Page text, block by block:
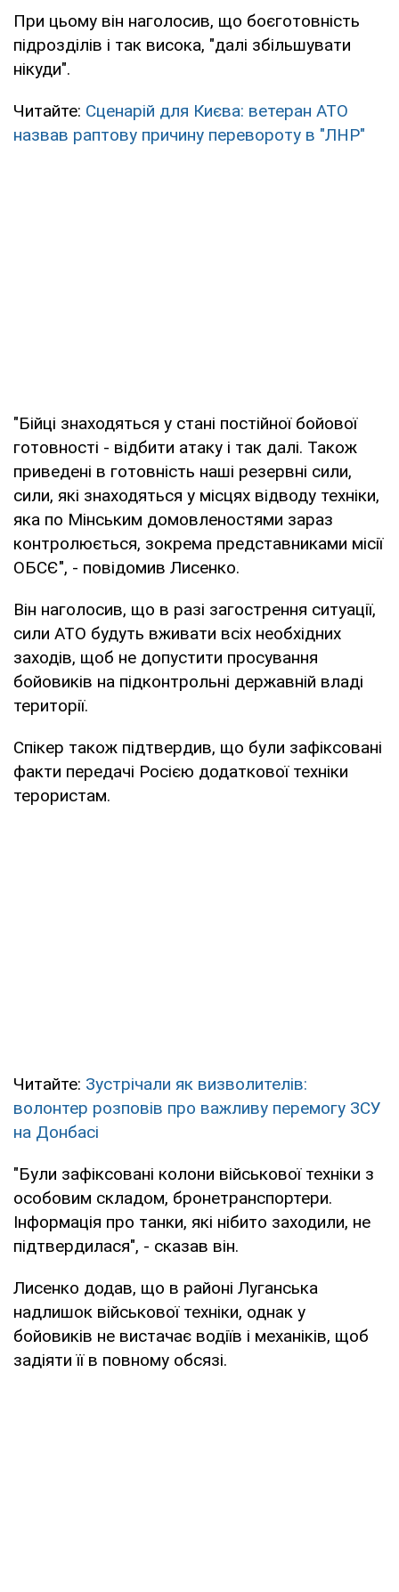
При цьому він наголосив, що боєготовність
підрозділів і так висока, "далі збільшувати
нікуди".
Читайте: Сценарій для Києва: ветеран АТО
назвав раптову причину перевороту в "ЛНР"
"Бійці знаходяться у стані постійної бойової
готовності - відбити атаку і так далі. Також
приведені в готовність наші резервні сили,
сили, які знаходяться у місцях відводу техніки,
яка по Мінським домовленостями зараз
контролюється, зокрема представниками місії
ОБСЄ", - повідомив Лисенко.
Він наголосив, що в разі загострення ситуації,
сили АТО будуть вживати всіх необхідних
заходів, щоб не допустити просування
бойовиків на підконтрольні державній владі
території.
Спікер також підтвердив, що були зафіксовані
факти передачі Росією додаткової техніки
терористам.
Читайте: Зустрічали як визволителів:
волонтер розповів про важливу перемогу ЗСУ
на Донбасі
"Були зафіксовані колони військової техніки з
особовим складом, бронетранспортери.
Інформація про танки, які нібито заходили, не
підтвердилася", - сказав він.
Лисенко додав, що в районі Луганська
надлишок військової техніки, однак у
бойовиків не вистачає водіїв і механіків, щоб
задіяти її в повному обсязі.